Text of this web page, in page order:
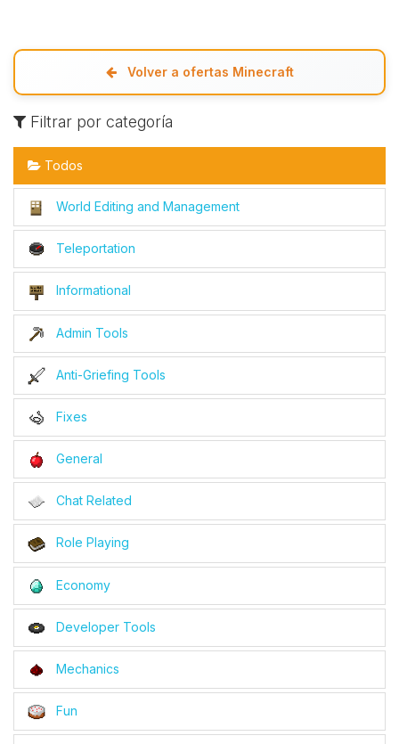
Volver a ofertas Minecraft
Filtrar por categoría
Todos
World Editing and Management
Teleportation
Informational
Admin Tools
Anti-Griefing Tools
Fixes
General
Chat Related
Role Playing
Economy
Developer Tools
Mechanics
Fun